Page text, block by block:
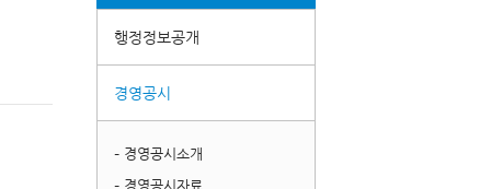
행정정보공개
경영공시
– 경영공시소개
– 경영공시자료